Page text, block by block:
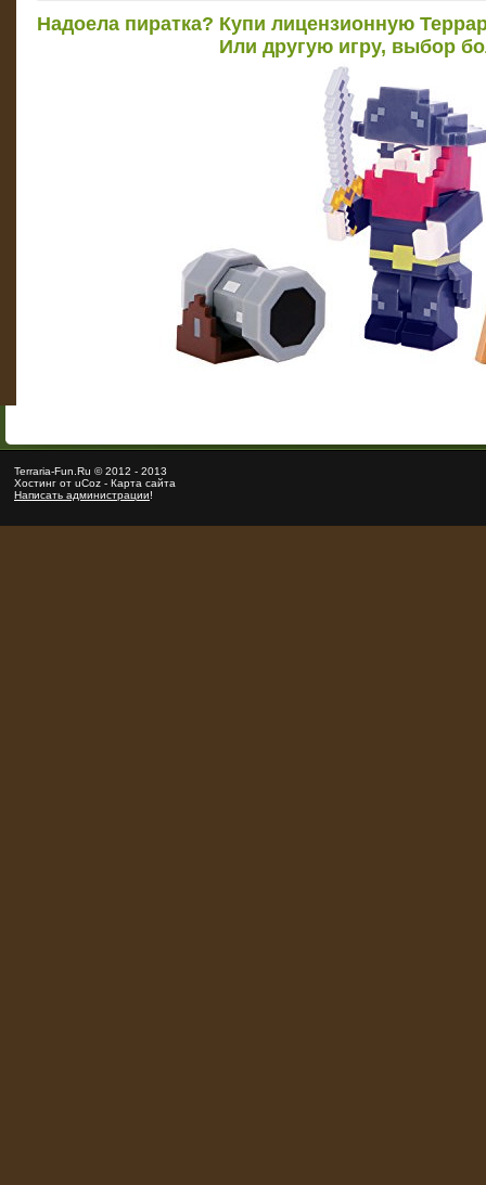
Надоела пиратка? Купи лицензионную
Или другую игру, выбор
Terraria-Fun.Ru ©2012 - 2013
Хостинг от uCoz - Карта сайта
Написать администрации!